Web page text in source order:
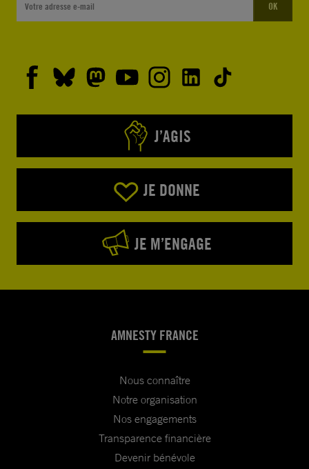
OK
J’AGIS
JE DONNE
JE M’ENGAGE
AMNESTY FRANCE
Nous connaître
Notre organisation
Nos engagements
Transparence financière
Devenir bénévole